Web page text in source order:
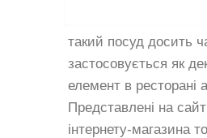
такий посуд досить
застосовується як
елемент в ресторані
Представлені на
інтернету-магазина